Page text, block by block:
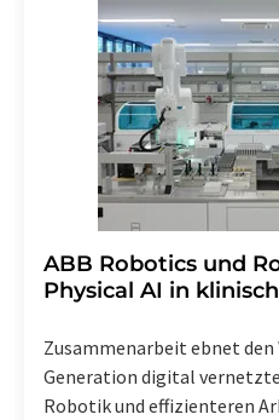
widerruf@lumitos.commit
widerrufen. Zudem ist in jeder
Abbestellung des
enthalten.
​​​​​​​ABB Robotics und
Physical AI in
Zusammenarbeit ebnet den
Generation digital
Robotik und effizienteren